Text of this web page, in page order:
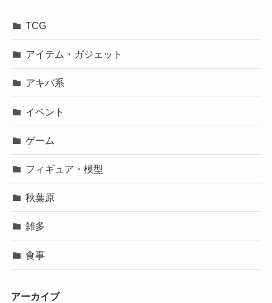
TCG
アイテム・ガジェット
アキバ系
イベント
ゲーム
フィギュア・模型
秋葉原
雑多
食事
アーカイブ